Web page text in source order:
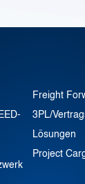
Freight
3PL/
Lösungen
Project